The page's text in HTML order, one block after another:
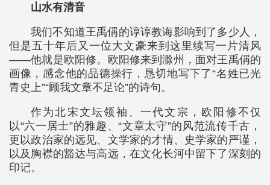
山水有清音
我们不知道王禹偁的谆谆教诲影响到了多少人，
但是五十年后又一位大文豪来到这里续写一片清风
——他就是欧阳修。欧阳修来到滁州，面对王禹偁的
画像，感念他的品德操行，恳切地写下了“名姓已光
青史上”“顾我文章不足论”的诗句。
作为北宋文坛领袖、一代文宗，欧阳修不仅
以“六一居士”的雅趣、“文章太守”的风范流传千古，
更以政治家的远见、文学家的才情、史学家的严谨，
以及胸襟的豁达与高远，在文化长河中留下了深刻的
印记。